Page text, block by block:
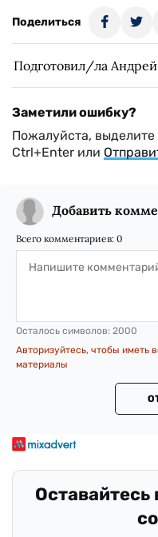
Поделиться
Подготовил/ла
Заметили ошибку?
Пожалуйста,
Ctrl+Enter или
Добавить
Всего комментариев: 0
Осталось символов: 2000
Авторизуйтесь, чтобы иметь
материалы
Оставайтесь